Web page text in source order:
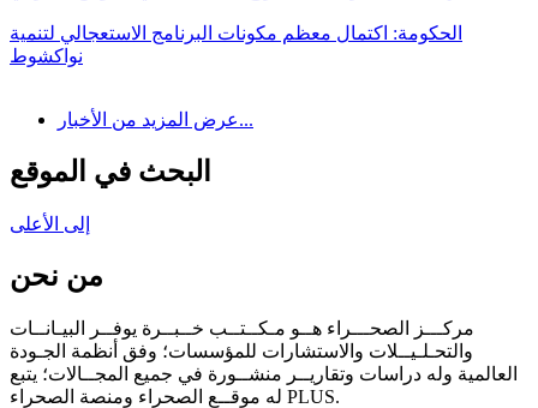
الحكومة: اكتمال معظم مكونات البرنامج الاستعجالي لتنمية
نواكشوط
عرض المزيد من الأخبار...
البحث في الموقع
إلى الأعلى
من نحن
مركـــز الصحـــراء هــو مـكــتــب خــبــرة يوفــر البيـانــات
والتحـلـيــلات والاستشارات للمؤسسات؛ وفق أنظمة الجـودة
العالمية وله دراسات وتقاريــر منشــورة في جميع المجــالات؛ يتبع
له موقــع الصحراء ومنصة الصحراء PLUS.